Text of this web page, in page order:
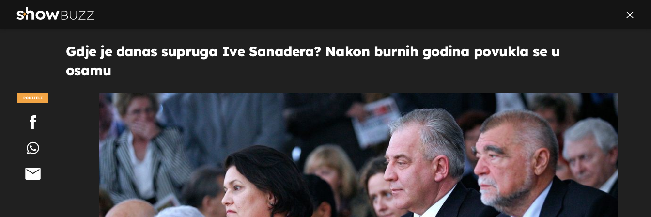
Gdje je danas supruga Ive Sanadera? Nakon burnih godina povukla se u
osamu
PODIJELI
POGLEDAJ